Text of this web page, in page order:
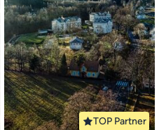
TOP Partner